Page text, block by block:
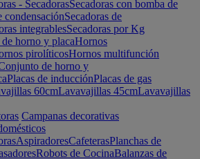
- SecadorasSecadoras con bomba de
condensaciónSecadoras de
integrablesSecadoras por Kg
horno y placaHornos
pirolíticosHornos multifunción
de horno y
Placas de inducciónPlacas de gas
60cmLavavajillas 45cmLavavajillas
Campanas decorativas
AspiradoresCafeterasPlanchas de
Robots de CocinaBalanzas de